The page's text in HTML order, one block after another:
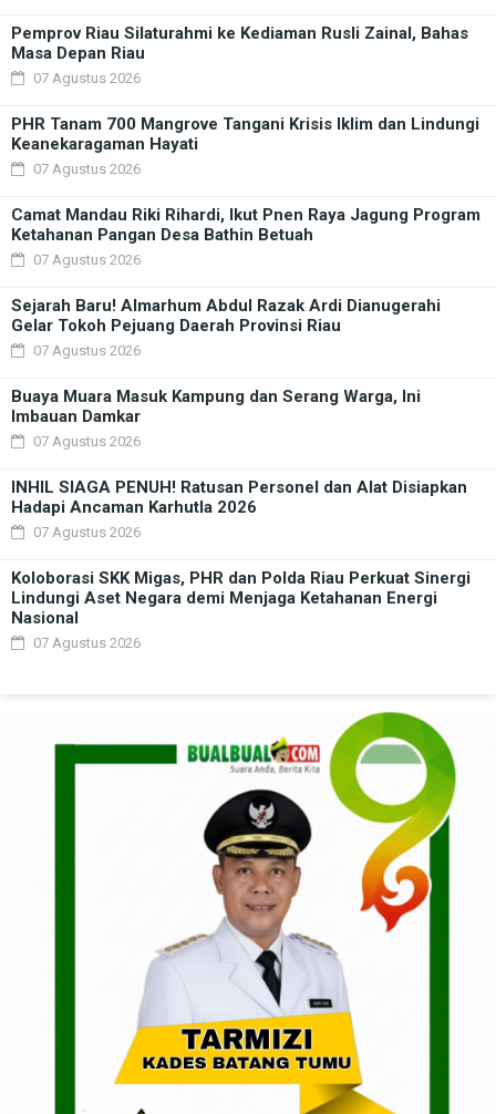
Pemprov Riau Silaturahmi ke Kediaman Rusli Zainal, Bahas
Masa Depan Riau
07 Agustus 2026
PHR Tanam 700 Mangrove Tangani Krisis Iklim dan Lindungi
Keanekaragaman Hayati
07 Agustus 2026
Camat Mandau Riki Rihardi, Ikut Pnen Raya Jagung Program
Ketahanan Pangan Desa Bathin Betuah
07 Agustus 2026
Sejarah Baru! Almarhum Abdul Razak Ardi Dianugerahi
Gelar Tokoh Pejuang Daerah Provinsi Riau
07 Agustus 2026
Buaya Muara Masuk Kampung dan Serang Warga, Ini
Imbauan Damkar
07 Agustus 2026
INHIL SIAGA PENUH! Ratusan Personel dan Alat Disiapkan
Hadapi Ancaman Karhutla 2026
07 Agustus 2026
Koloborasi SKK Migas, PHR dan Polda Riau Perkuat Sinergi
Lindungi Aset Negara demi Menjaga Ketahanan Energi
Nasional
07 Agustus 2026